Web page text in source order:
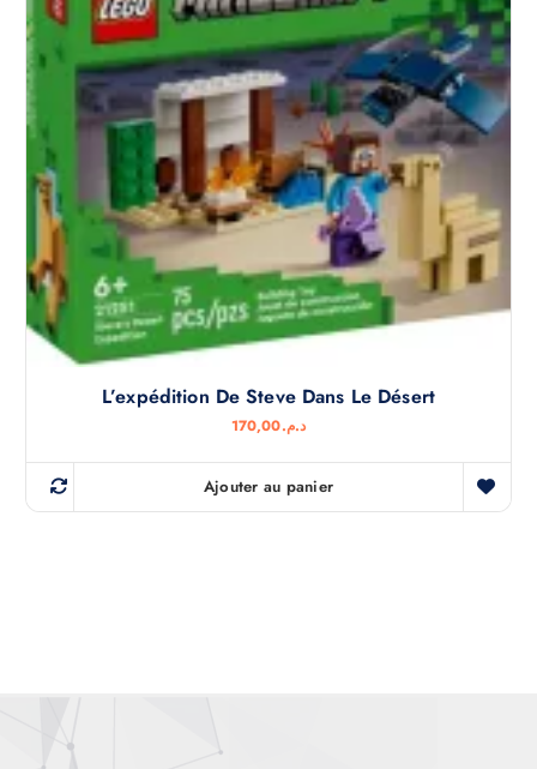
L’expédition De Steve Dans Le Désert
د.م.170,00
Ajouter au panier